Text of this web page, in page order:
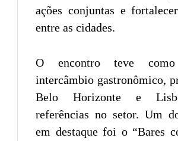
ações conjuntas e
entre as cidades.
O encontro teve
intercâmbio gastronômico,
Belo Horizonte e
referências no setor. Um
em destaque foi o “Bares